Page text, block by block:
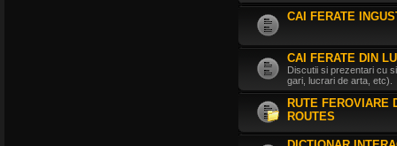
CAI FERATE
CAI FERATE DIN
Discutii si prezentari cu
gari, lucrari de arta, etc).
RUTE FEROVIARE
ROUTES